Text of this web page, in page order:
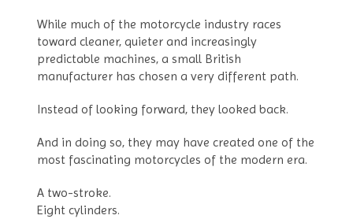
While much of the motorcycle industry races
toward cleaner, quieter and increasingly
predictable machines, a small British
manufacturer has chosen a very different path.
Instead of looking forward, they looked back.
And in doing so, they may have created one of the
most fascinating motorcycles of the modern era.
A two-stroke.
Eight cylinders.